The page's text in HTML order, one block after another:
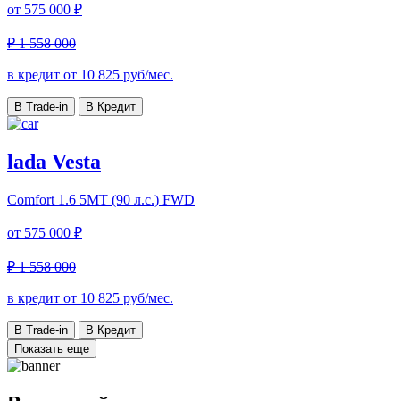
от 575 000 ₽
₽ 1 558 000
в кредит от 10 825 руб/мес.
В Trade-in В Кредит
lada Vesta
Comfort 1.6 5MT (90 л.с.) FWD
от 575 000 ₽
₽ 1 558 000
в кредит от 10 825 руб/мес.
В Trade-in
В Кредит
Показать еще